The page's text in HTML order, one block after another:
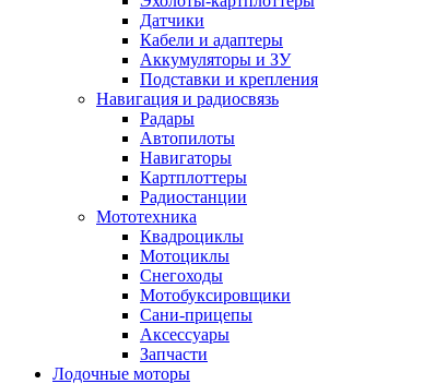
Датчики
Кабели и адаптеры
Аккумуляторы и ЗУ
Подставки и крепления
Навигация и радиосвязь
Радары
Автопилоты
Навигаторы
Картплоттеры
Радиостанции
Мототехника
Квадроциклы
Мотоциклы
Снегоходы
Мотобуксировщики
Сани-прицепы
Аксессуары
Запчасти
Лодочные моторы